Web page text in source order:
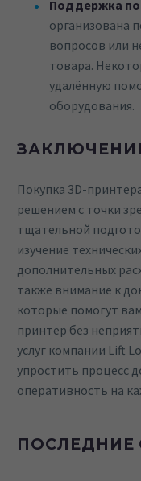
Поддержка
организована
вопросов или
товара.
удалённую
оборудования.
Покупка 3D-
решением с точки
тщательной
изучение
дополнительных
также внимание к
которые помогут
принтер без
услуг компании Lift
упростить процесс
оперативность на
ПОСЛЕДНИЕ